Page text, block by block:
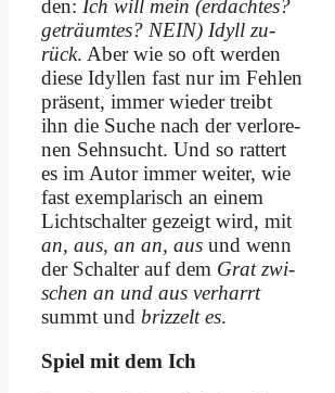
den: Ich will mein (er­dach­tes?
ge­träum­tes? NEIN) Idyll zu­
rück. Aber wie so oft wer­den
die­se Idyl­len fast nur im Feh­len
prä­sent, im­mer wie­der treibt
ihn die Su­che nach der ver­lo­re­
nen Sehn­sucht. Und so rat­tert
es im Au­tor im­mer wei­ter, wie
fast ex­em­pla­risch an ei­nem
Licht­schal­ter ge­zeigt wird, mit
an, aus, an an, aus und wenn
der Schal­ter auf dem Grat zwi­
schen an und aus ver­harrt
summt und briz­zelt es.
Spiel mit dem Ich